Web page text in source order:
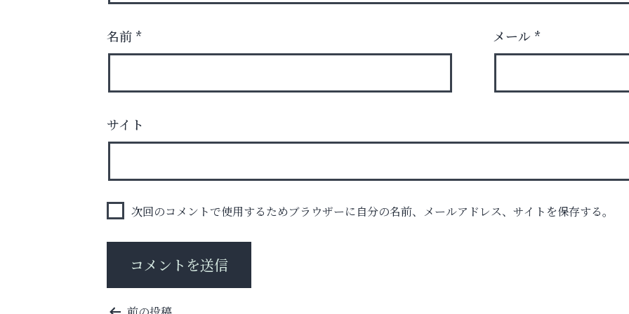
お子さまにも大人にも、優しく寄り添う
阪神相続相談協会
名前 * メール *
サイト
次回のコメントで使用するためブラウザーに自分の名前、メールアドレス、サイトを保存する。